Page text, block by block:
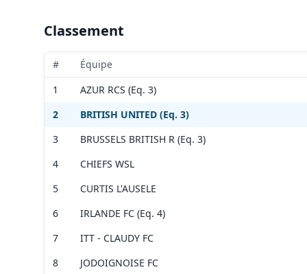
Leaflet
Voir
Leaflet |© OpenStreetMapcontributors ©
par
−
Leaflet| ©OpenStreetMap
Classement
# Équipe
1
AZUR RCS (Eq. 3)
2
BRITISH UNITED (Eq. 3)
3
BRUSSELS BRITISH R (Eq. 3)
4
CHIEFS WSL
5
CURTIS L'AUSELE
6
IRLANDE FC (Eq. 4)
7
ITT - CLAUDY FC
8
JODOIGNOISE FC